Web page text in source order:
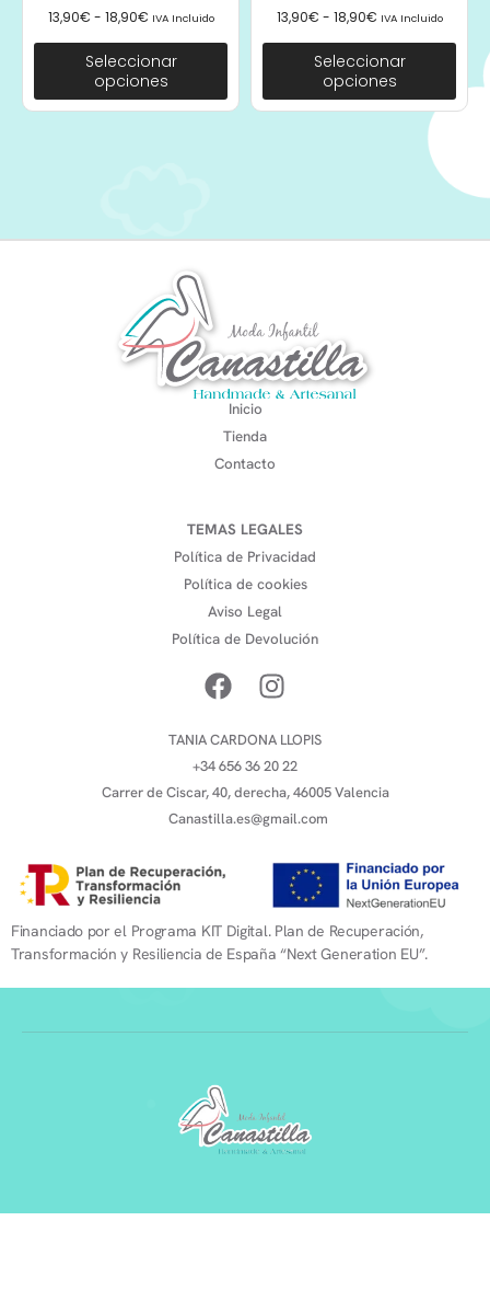
13,90€ - 18,90€ IVA Incluido
Seleccionar
opciones
13,90€ - 18,90€ IVA Incluido
Seleccionar
opciones
Inicio
Tienda
Contacto
TEMAS LEGALES
Política de Privacidad
Política de cookies
Aviso Legal
Política de Devolución
TANIA CARDONA LLOPIS
+34 656 36 20 22
Carrer de Ciscar, 40, derecha, 46005 Valencia
Canastilla.es@gmail.com
Financiado por el Programa KIT Digital. Plan de Recuperación,
Transformación y Resiliencia de España “Next Generation EU”.